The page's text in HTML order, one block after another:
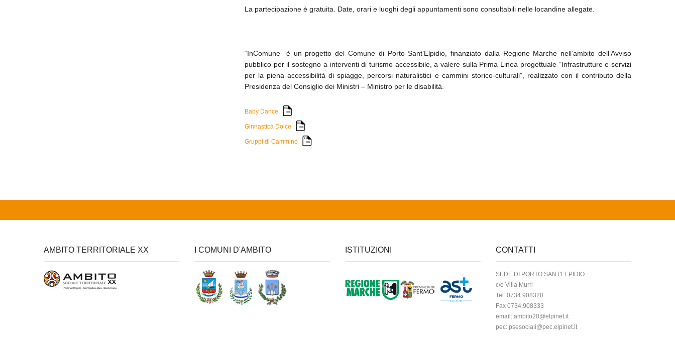
La partecipazione è gratuita. Date, orari e luoghi degli appuntamenti sono consultabili nelle locandine allegate.
“InComune” è un progetto del Comune di Porto Sant’Elpidio, finanziato dalla Regione Marche nell’ambito dell’Avviso
pubblico per il sostegno a interventi di turismo accessibile, a valere sulla Prima Linea progettuale “Infrastrutture e servizi
per la piena accessibilità di spiagge, percorsi naturalistici e cammini storico-culturali”, realizzato con il contributo della
Presidenza del Consiglio dei Ministri – Ministro per le disabilità.
Baby Dance
Ginnastica Dolce
Gruppi di Cammino
AMBITO TERRITORIALE XX I COMUNI D'AMBITO ISTITUZIONI CONTATTI
SEDE DI PORTO SANT'ELPIDIO
c/o Villa Murri
Tel. 0734.908320
Fax 0734.908333
email: ambito20@elpinet.it
pec: psesociali@pec.elpinet.it